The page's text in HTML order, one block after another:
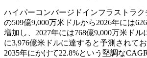
ハイパーコンバージドインフラストラク
の509億9,000万米ドルから2026年には
増加し、2027年には768億9,000万米ドル
に3,976億米ドルに達すると予測されて
2035年にかけて22.8%という堅調な